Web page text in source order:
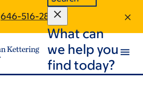
646-516-2825
What can
we help you
find today?